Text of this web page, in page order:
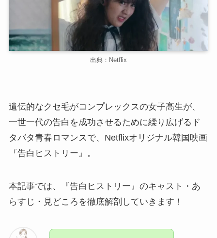
出典：Netflix
遺伝的なクセ毛がコンプレックスの女子高生が、
一世一代の告白を成功させるために繰り広げるド
タバタ青春ロマンスで、Netflixオリジナル韓国映画
『告白ヒストリー』。
本記事では、『告白ヒストリー』のキャスト・あ
らすじ・見どころを徹底解剖していきます！